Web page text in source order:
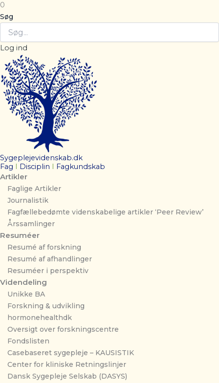
0
Søg
Log ind
Sygeplejevidenskab.dk
Fag
Disciplin Fagkundskab
Artikler
Faglige Artikler
Journalistik
Fagfællebedømte videnskabelige artikler ‘Peer Review’
Årssamlinger
Resuméer
Resumé af forskning
Resumé af afhandlinger
Resuméer i perspektiv
Videndeling
Unikke BA
Forskning & udvikling
hormonehealthdk
Oversigt over forskningscentre
Fondslisten
Casebaseret sygepleje – KAUSISTIK
Center for kliniske Retningslinjer
Dansk Sygepleje Selskab (DASYS)